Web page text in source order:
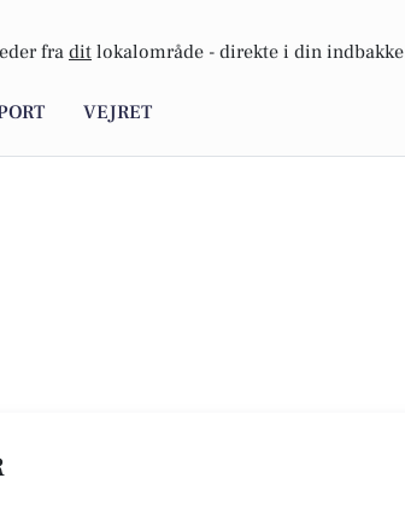
fra dit lokalområde - direkte i din indbakke
VEJRET